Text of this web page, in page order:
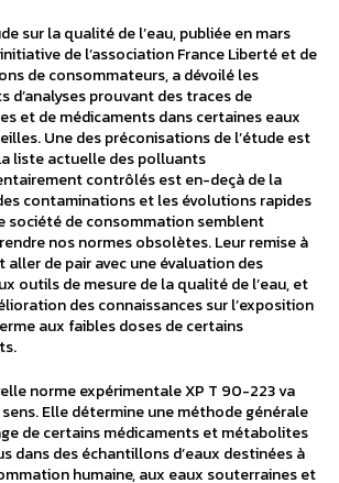
sur la qualité de l’eau, publiée en mars
de l’association France Liberté et de
de consommateurs, a dévoilé les
d’analyses prouvant des traces de
et de médicaments dans certaines eaux
Une des préconisations de l’étude est
liste actuelle des polluants
contrôlés est en-deçà de la
contaminations et les évolutions rapides
société de consommation semblent
nos normes obsolètes. Leur remise à
aller de pair avec une évaluation des
outils de mesure de la qualité de l’eau, et
des connaissances sur l’exposition
aux faibles doses de certains
norme expérimentale XP T 90-223 va
sens. Elle détermine une méthode générale
de certains médicaments et métabolites
dans des échantillons d’eaux destinées à
humaine, aux eaux souterraines et